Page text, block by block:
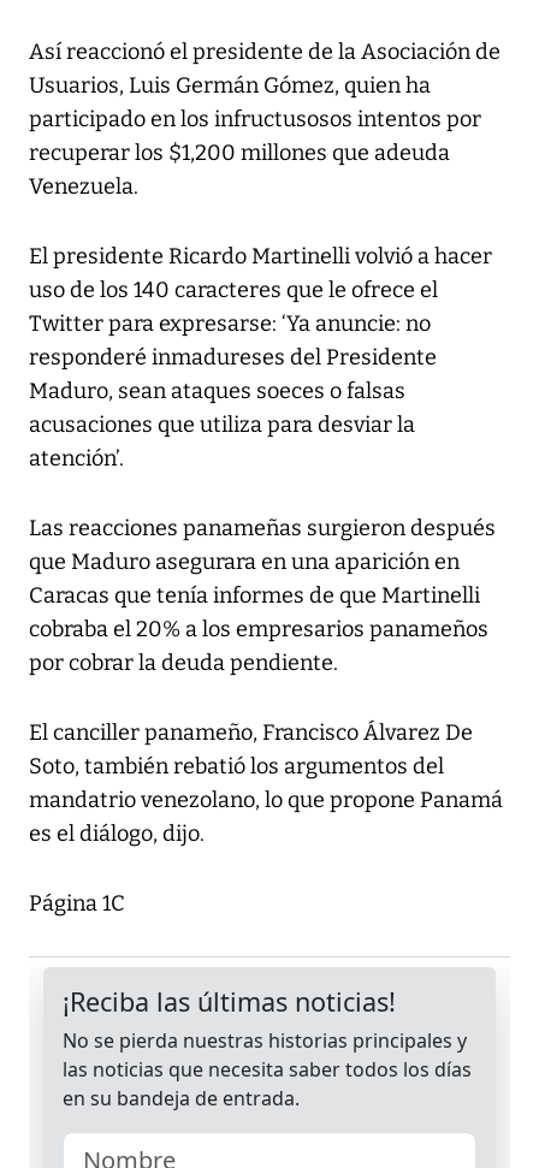
Así reaccionó el presidente de la Asociación de
Usuarios, Luis Germán Gómez, quien ha
participado en los infructusosos intentos por
recuperar los $1,200 millones que adeuda
Venezuela.
El presidente Ricardo Martinelli volvió a hacer
uso de los 140 caracteres que le ofrece el
Twitter para expresarse: ‘Ya anuncie: no
responderé inmadureses del Presidente
Maduro, sean ataques soeces o falsas
acusaciones que utiliza para desviar la
atención’.
Las reacciones panameñas surgieron después
que Maduro asegurara en una aparición en
Caracas que tenía informes de que Martinelli
cobraba el 20% a los empresarios panameños
por cobrar la deuda pendiente.
El canciller panameño, Francisco Álvarez De
Soto, también rebatió los argumentos del
mandatrio venezolano, lo que propone Panamá
es el diálogo, dijo.
Página 1C